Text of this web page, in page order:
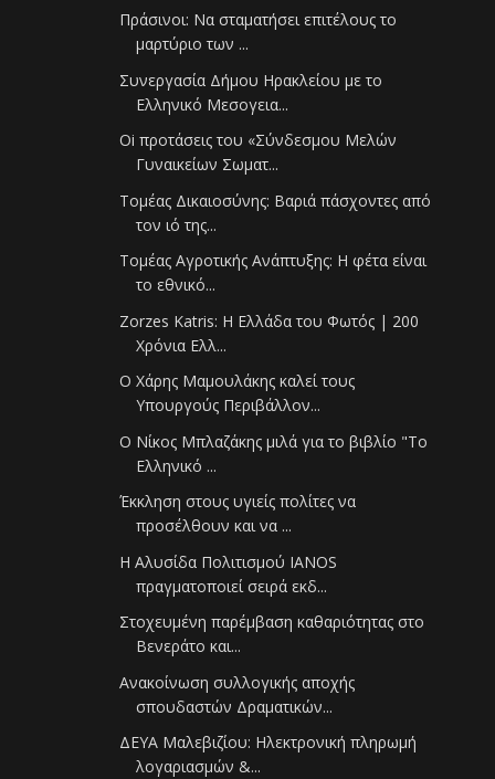
Πράσινοι: Να σταματήσει επιτέλους το
μαρτύριο των ...
Συνεργασία Δήμου Ηρακλείου με το
Ελληνικό Μεσογεια...
Oi προτάσεις του «Σύνδεσμου Μελών
Γυναικείων Σωματ...
Τομέας Δικαιοσύνης: Βαριά πάσχοντες από
τον ιό της...
Τομέας Αγροτικής Ανάπτυξης: Η φέτα είναι
το εθνικό...
Zorzes Katris: Η Ελλάδα του Φωτός | 200
Χρόνια Ελλ...
Ο Χάρης Μαμουλάκης καλεί τους
Υπουργούς Περιβάλλον...
Ο Νίκος Μπλαζάκης μιλά για το βιβλίο "Το
Ελληνικό ...
Έκκληση στους υγιείς πολίτες να
προσέλθουν και να ...
Η Αλυσίδα Πολιτισμού IANOS
πραγματοποιεί σειρά εκδ...
Στοχευμένη παρέμβαση καθαριότητας στο
Βενεράτο και...
Ανακοίνωση συλλογικής αποχής
σπουδαστών Δραματικών...
ΔΕΥΑ Μαλεβιζίου: Ηλεκτρονική πληρωμή
λογαριασμών &...